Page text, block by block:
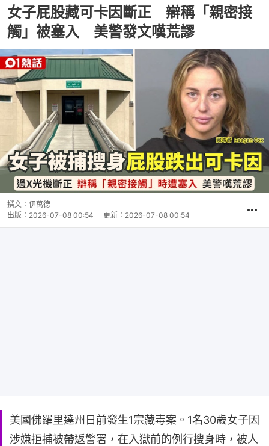
女子屁股藏可卡因斷正 辯稱「親密接
觸」被塞入 美警發文嘆荒謬
撰文： 伊萬德
出版： 2026-07-08 00:54 更新： 2026-07-08 00:54
美國佛羅里達州日前發生1宗藏毒案。1名30歲女子因
涉嫌拒捕被帶返警署，在入獄前的例行搜身時，被人